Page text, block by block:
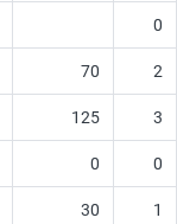
0
70 2
125 3
0 0
30 1